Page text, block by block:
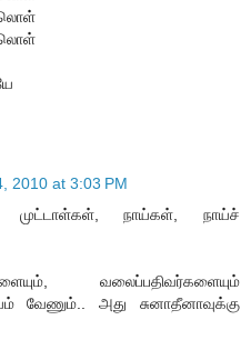
2010 at 3:03 PM
முட்டாள்கள், நாய்கள், நாய்ச்
வலைப்பதிவர்களையும்
வேணும்.. அது சுனாதீனாவுக்கு